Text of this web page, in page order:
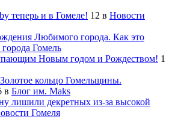
теперь и в Гомеле! 12 в Новости
Любимого города. Как это
Гомель
Новым годом и Рождеством! 1
кольцо Гомельщины.
в Блог им. Maks
лишили декретных из-за высокой
Гомеля